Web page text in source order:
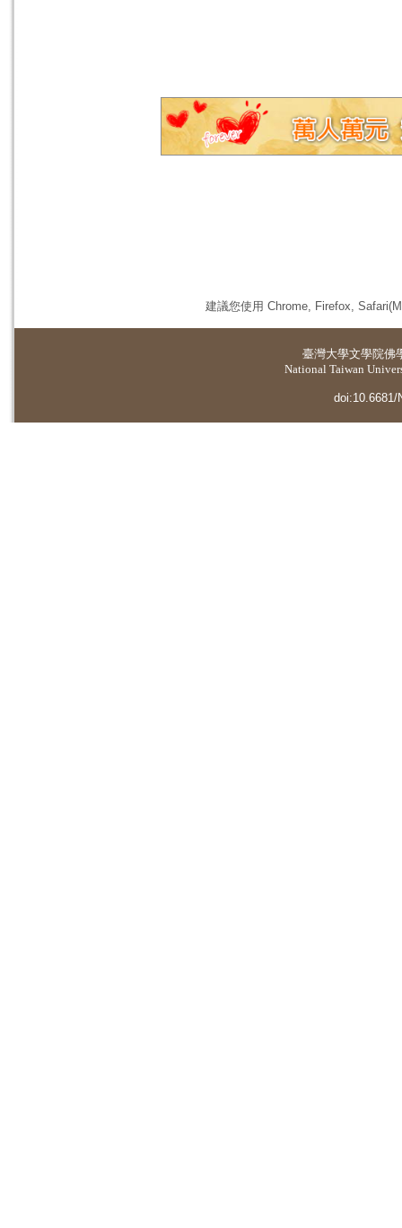
建議您使用 Chrome, Firefox,
臺灣大學文學院佛
National Taiwan
doi:10.6681/